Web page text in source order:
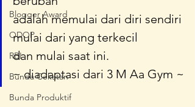
Blogger Award
ODOP
RBI
Bunda Cekatan
Bunda Produktif
adalah memulai dari diri sendiri
mulai dari yang terkecil
dan mulai saat ini.
~ diadaptasi dari 3 M Aa Gym ~